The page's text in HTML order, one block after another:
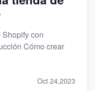
con
Cómo crear
Oct 24,2023